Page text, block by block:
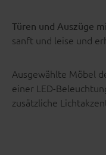
Türen und Auszüge
sanft und leise und
Ausgewählte Möbel
einer LED-
zusätzliche